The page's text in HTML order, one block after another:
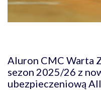
Aluron CMC Warta
sezon 2025/26 z
ubezpieczeniową